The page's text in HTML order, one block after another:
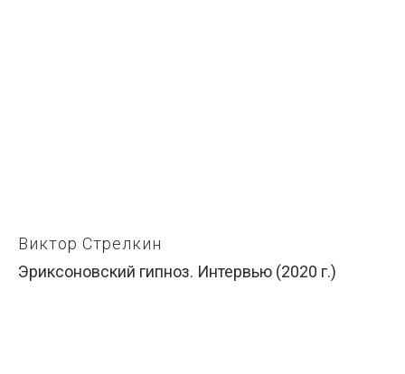
Виктор Стрелкин
Эриксоновский гипноз. Интервью (2020 г.)